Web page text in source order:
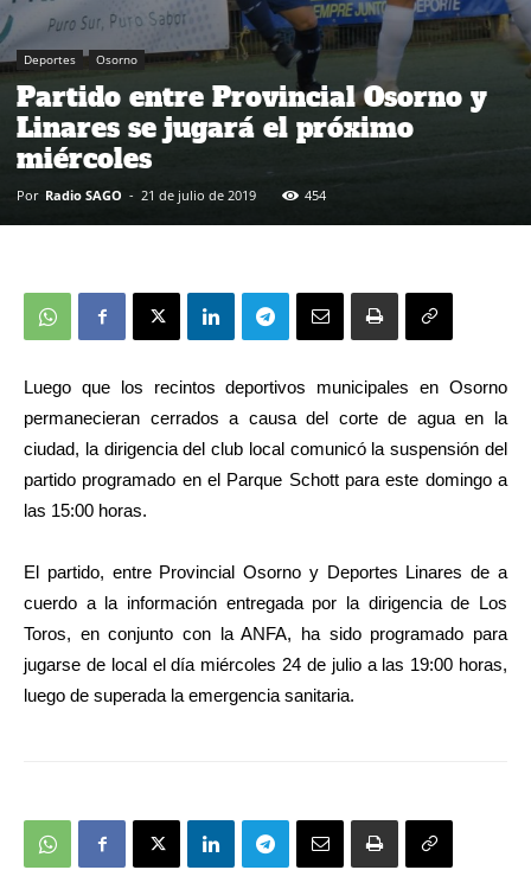
Deportes Osorno
Partido entre Provincial Osorno y
Linares se jugará el próximo
miércoles
Por Radio SAGO - 21 de julio de 2019 454
Luego que los recintos deportivos municipales en Osorno
permanecieran cerrados a causa del corte de agua en la
ciudad, la dirigencia del club local comunicó la suspensión del
partido programado en el Parque Schott para este domingo a
las 15:00 horas.
El partido, entre Provincial Osorno y Deportes Linares de a
cuerdo a la información entregada por la dirigencia de Los
Toros, en conjunto con la ANFA, ha sido programado para
jugarse de local el día miércoles 24 de julio a las 19:00 horas,
luego de superada la emergencia sanitaria.